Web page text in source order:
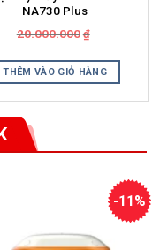
NA730 Plus
20.000.000 ₫
là:
THÊM VÀO GIỎ HÀNG
-11%